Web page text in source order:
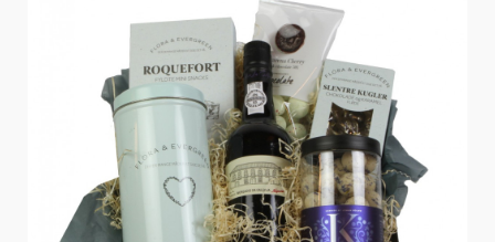
GAVEKORT
OM CARLA BLOMSTER